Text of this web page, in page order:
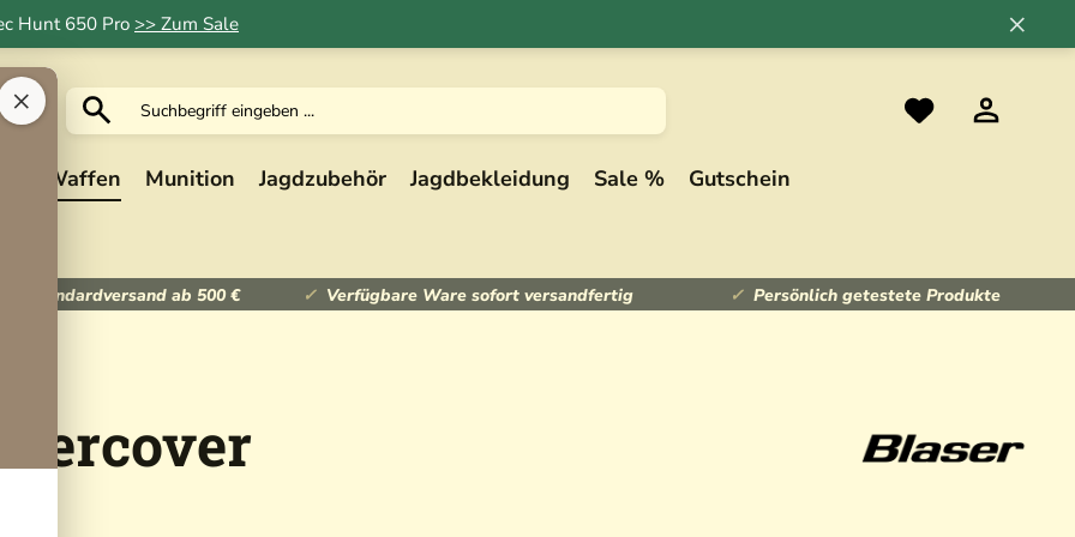
Hunt 650 Pro >> Zum Sale
×
×
Waffen Munition Jagdzubehör Jagdbekleidung Sale % Gutschein
Standardversand ab 500 € Verfügbare Ware sofort versandfertig Persönlich getestete Produkte